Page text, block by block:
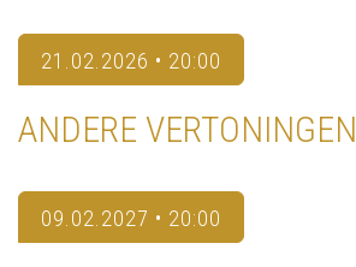
21.02.2026 • 20:00
ANDERE VERTONINGEN
09.02.2027 • 20:00